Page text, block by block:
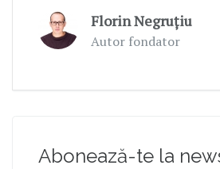
Florin Negruțiu
Autor fondator
Abonează-te la